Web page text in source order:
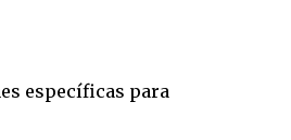
específicas para